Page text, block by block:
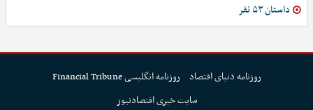
داستان ۵۳ نفر
روزنامه دنیای اقتصاد
روزنامه انگلیسی Financial Tribune
سایت خبری اقتصادنیوز